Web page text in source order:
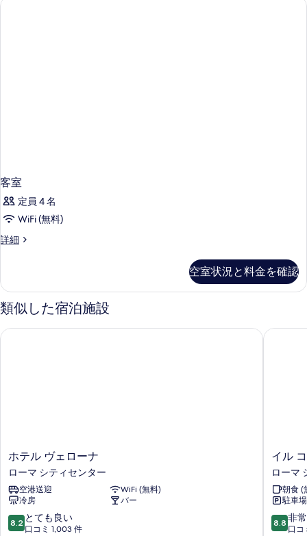
客室
定員 4 名
WiFi (無料)
詳細
客
細
空室状況と料金を確認
類似した宿泊施設
ホ
ル
ヴ
ェ
ロ
ー
ホテル ヴェローナ
ローマ シティセンター
空港送迎
WiFi (無料)
冷房
バー
10
段
8.2 とても良い
口コミ 1,003 件
ホテル ヴェローナ
イ
コ
ー
ヴ
ォ
ロ
イル
ローマ
朝食 (
駐車
10
段
8.8 非
口コ
イル コ